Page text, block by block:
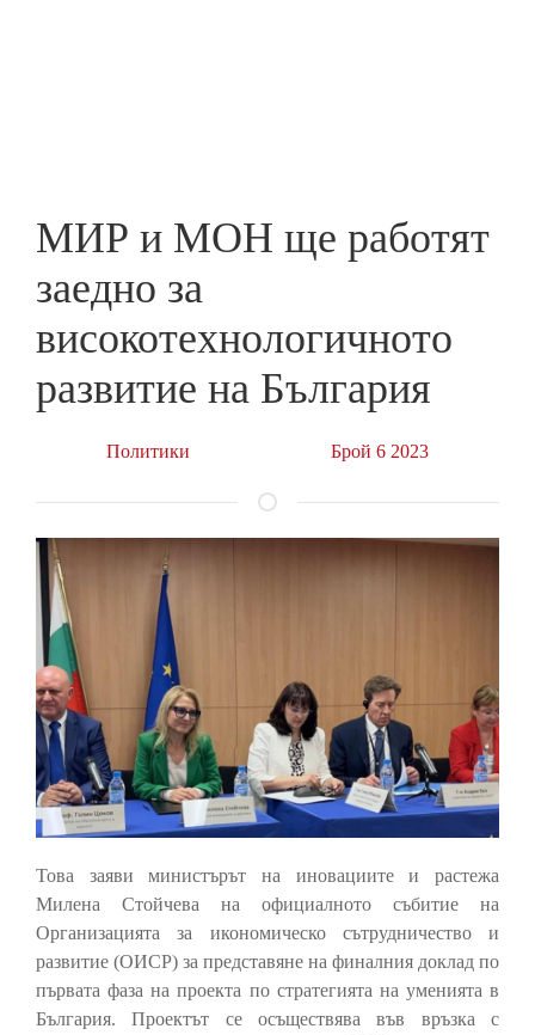
МИР и МОН ще работят
заедно за
високотехнологичното
развитие на България
Политики Брой 6 2023
Това заяви министърът на иновациите и растежа
Милена Стойчева на официалното събитие на
Организацията за икономическо сътрудничество и
развитие (ОИСР) за представяне на финалния доклад по
първата фаза на проекта по стратегията на уменията в
България. Проектът се осъществява във връзка с